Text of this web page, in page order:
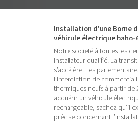
Installation d'une Borne
véhicule électrique baho-
Notre societé à toutes les
installateur qualifié. La
s’accélère. Les
l’interdiction de
thermiques neufs à partir de
acquérir un véhicule
rechargeable, sachez qu’il
précise concernant